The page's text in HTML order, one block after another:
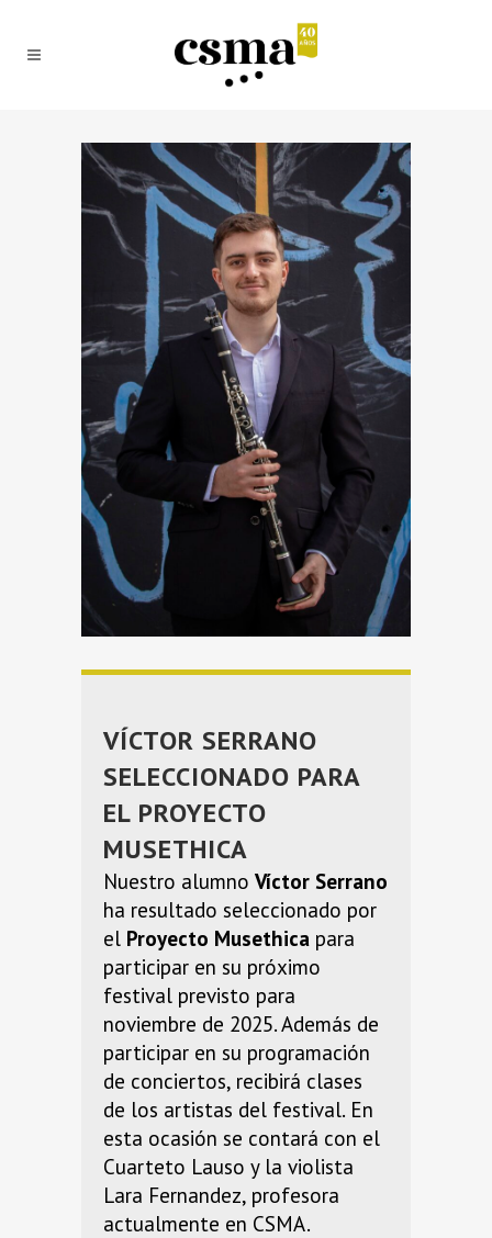
VÍCTOR SERRANO
SELECCIONADO PARA
EL PROYECTO
MUSETHICA
Nuestro alumno Víctor Serrano
ha resultado seleccionado por
el Proyecto Musethica para
participar en su próximo
festival previsto para
noviembre de 2025. Además de
participar en su programación
de conciertos, recibirá clases
de los artistas del festival. En
esta ocasión se contará con el
Cuarteto Lauso y la violista
Lara Fernandez, profesora
actualmente en CSMA.